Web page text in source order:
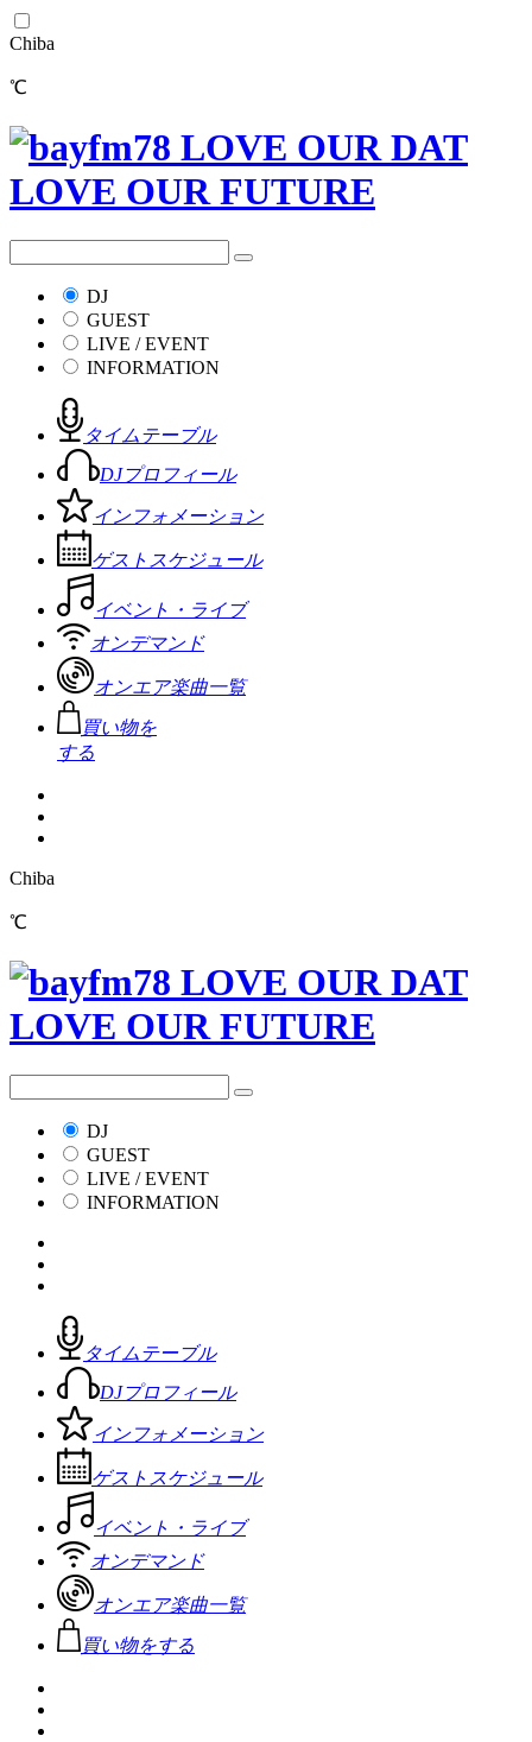
Chiba
℃
DJ
GUEST
LIVE / EVENT
INFORMATION
タイムテーブル
DJプロフィール
インフォメーション
ゲストスケジュール
イベント・ライブ
オンデマンド
オンエア楽曲一覧
買い物を
する
Chiba
℃
DJ
GUEST
LIVE / EVENT
INFORMATION
タイムテーブル
DJプロフィール
インフォメーション
ゲストスケジュール
イベント・ライブ
オンデマンド
オンエア楽曲一覧
買い物をする